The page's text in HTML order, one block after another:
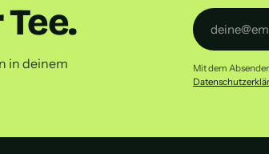
in deinem
Mit dem